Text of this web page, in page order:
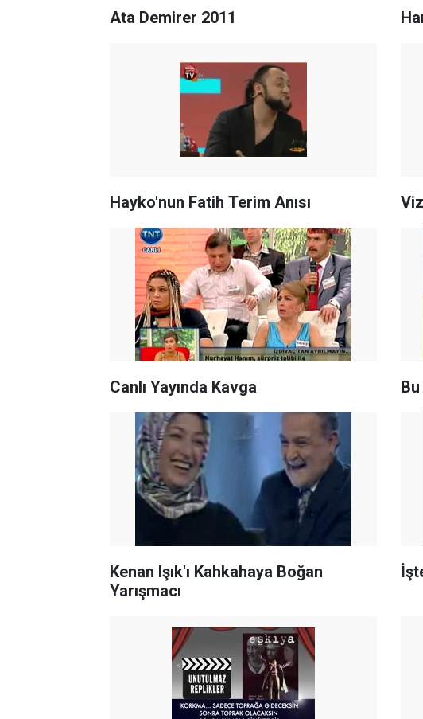
Ata Demirer 2011
Hayko'nun Fatih Terim Anısı
Canlı Yayında Kavga
Kenan Işık'ı Kahkahaya Boğan
Yarışmacı